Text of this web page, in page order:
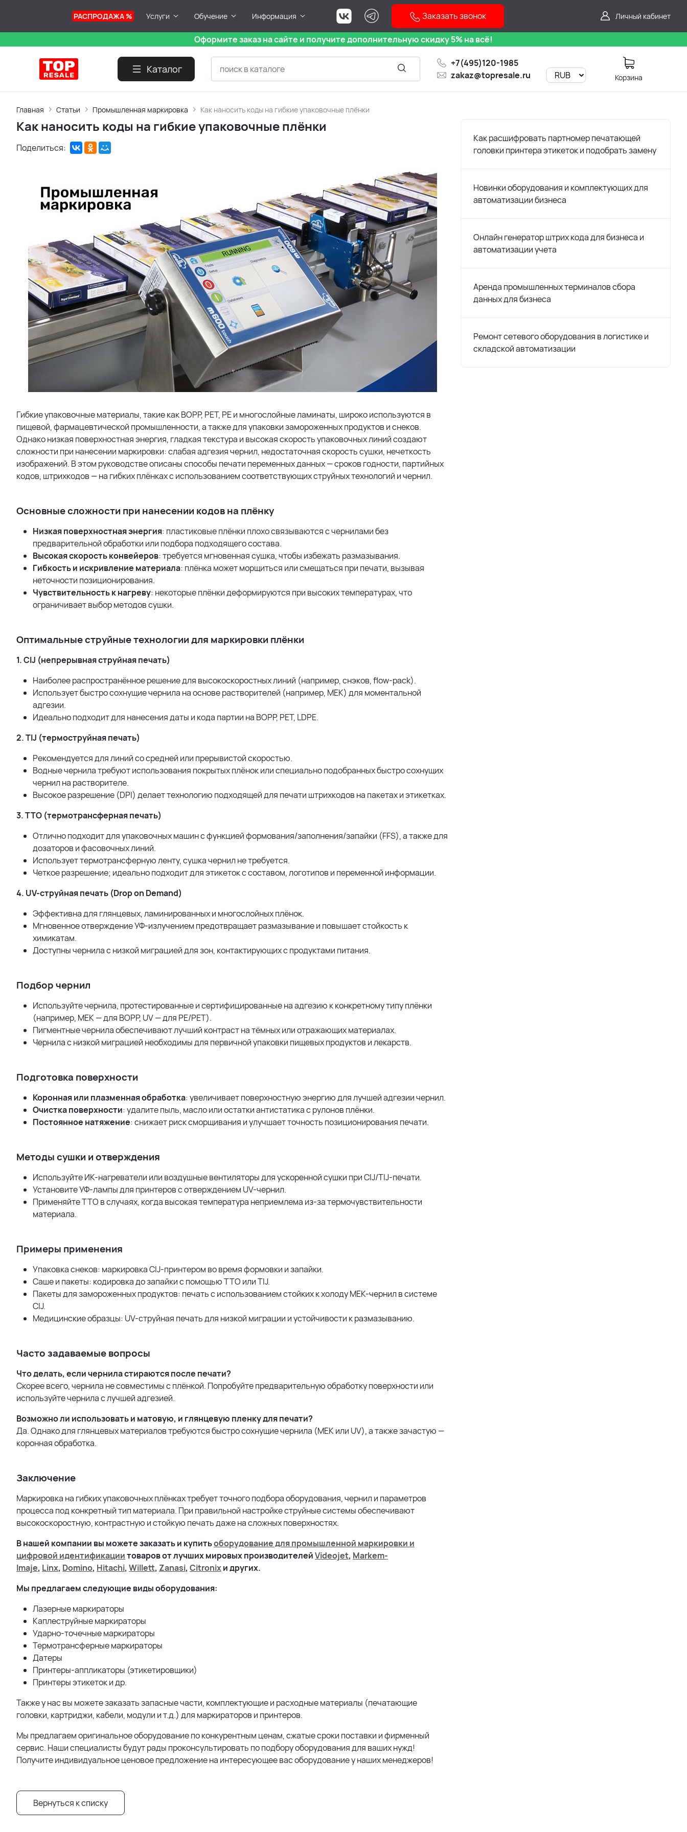
РАСПРОДАЖА % Услуги Обучение Информация Заказать звонок Личный кабинет
Оформите заказ на сайте и получите дополнительную скидку 5% на всё!
Каталог
+7(495)120-1985
zakaz@topresale.ru
Корзина
Главная Статьи Промышленная маркировка Как наносить коды на гибкие упаковочные плёнки
Как наносить коды на гибкие упаковочные плёнки
Поделиться:
Гибкие упаковочные материалы, такие как BOPP, PET, PE и многослойные ламинаты, широко используются в
пищевой, фармацевтической промышленности, а также для упаковки замороженных продуктов и снеков.
Однако низкая поверхностная энергия, гладкая текстура и высокая скорость упаковочных линий создают
сложности при нанесении маркировки: слабая адгезия чернил, недостаточная скорость сушки, нечеткость
изображений. В этом руководстве описаны способы печати переменных данных — сроков годности, партийных
кодов, штрихкодов — на гибких плёнках с использованием соответствующих струйных технологий и чернил.
Основные сложности при нанесении кодов на плёнку
Низкая поверхностная энергия: пластиковые плёнки плохо связываются с чернилами без
предварительной обработки или подбора подходящего состава.
Высокая скорость конвейеров: требуется мгновенная сушка, чтобы избежать размазывания.
Гибкость и искривление материала: плёнка может морщиться или смещаться при печати, вызывая
неточности позиционирования.
Чувствительность к нагреву: некоторые плёнки деформируются при высоких температурах, что
ограничивает выбор методов сушки.
Оптимальные струйные технологии для маркировки плёнки
1. CIJ (непрерывная струйная печать)
Наиболее распространённое решение для высокоскоростных линий (например, снэков, flow-pack).
Использует быстро сохнущие чернила на основе растворителей (например, MEK) для моментальной
адгезии.
Идеально подходит для нанесения даты и кода партии на BOPP, PET, LDPE.
2. TIJ (термоструйная печать)
Рекомендуется для линий со средней или прерывистой скоростью.
Водные чернила требуют использования покрытых плёнок или специально подобранных быстро сохнущих
чернил на растворителе.
Высокое разрешение (DPI) делает технологию подходящей для печати штрихкодов на пакетах и этикетках.
3. TTO (термотрансферная печать)
Отлично подходит для упаковочных машин с функцией формования/заполнения/запайки (FFS), а также для
дозаторов и фасовочных линий.
Использует термотрансферную ленту, сушка чернил не требуется.
Четкое разрешение; идеально подходит для этикеток с составом, логотипов и переменной информации.
4. UV-струйнаяпечать (Drop on Demand)
Эффективна для глянцевых, ламинированных и многослойных плёнок.
Мгновенное отверждение УФ-излучением предотвращает размазывание и повышает стойкость к
химикатам.
Доступны чернила с низкой миграцией для зон, контактирующих с продуктами питания.
Подбор чернил
Используйте чернила, протестированные и сертифицированные на адгезию к конкретному типу плёнки
(например, MEK — для BOPP, UV — для PE/PET).
Пигментные чернила обеспечивают лучший контраст на тёмных или отражающих материалах.
Чернила с низкой миграцией необходимы для первичной упаковки пищевых продуктов и лекарств.
Подготовка поверхности
Коронная или плазменная обработка: увеличивает поверхностную энергию для лучшей адгезии чернил.
Очистка поверхности: удалите пыль, масло или остатки антистатика с рулонов плёнки.
Постоянное натяжение: снижает риск сморщивания и улучшает точность позиционирования печати.
Методы сушки и отверждения
Используйте ИК-нагреватели или воздушные вентиляторы для ускоренной сушки при CIJ/TIJ-печати.
Установите УФ-лампы для принтеров с отверждением UV-чернил.
Применяйте TTO в случаях, когда высокая температура неприемлема из-за термочувствительности
материала.
Примеры применения
Упаковка снеков: маркировка CIJ-принтером во время формовки и запайки.
Саше и пакеты: кодировка до запайки с помощью TTO или TIJ.
Пакеты для замороженных продуктов: печать с использованием стойких к холоду MEK-чернил в системе
CIJ.
Медицинские образцы: UV-струйная печать для низкой миграции и устойчивости к размазыванию.
Часто задаваемые вопросы
Что делать, если чернила стираются после печати?
Скорее всего, чернила не совместимы с плёнкой. Попробуйте предварительную обработку поверхности или
используйте чернила с лучшей адгезией.
Возможно ли использовать и матовую, и глянцевую пленку для печати?
Да. Однако для глянцевых материалов требуются быстро сохнущие чернила (MEK или UV), а также зачастую —
коронная обработка.
Заключение
Маркировка на гибких упаковочных плёнках требует точного подбора оборудования, чернил и параметров
процесса под конкретный тип материала. При правильной настройке струйные системы обеспечивают
высокоскоростную, контрастную и стойкую печать даже на сложных поверхностях.
В нашей компании вы можете заказать и купитьоборудование для промышленной маркировки и
цифровой идентификациитоваров от лучших мировых производителейVideojet, Markem-
Imaje, Linx, Domino, Hitachi, Willett, Zanasi, Citronixи других.
Мы предлагаем следующие виды оборудования:
Лазерные маркираторы
Каплеструйные маркираторы
Ударно-точечные маркираторы
Термотрансферные маркираторы
Датеры
Принтеры-аппликаторы (этикетировщики)
Принтеры этикеток и др.
Также у нас вы можете заказать запасные части, комплектующие и расходные материалы (печатающие
головки, картриджи, кабели, модули и т.д.) для маркираторов и принтеров.
Мы предлагаем оригинальное оборудование по конкурентным ценам, сжатые сроки поставки и фирменный
сервис. Наши специалисты будут рады проконсультировать по подбору оборудования для ваших нужд!
Получите индивидуальное ценовое предложение на интересующее вас оборудование у наших менеджеров!
Вернуться к списку
Как расшифровать партномер печатающей
головки принтера этикеток и подобрать замену
Новинки оборудования и комплектующих для
автоматизации бизнеса
Онлайн генератор штрих кода для бизнеса и
автоматизации учета
Аренда промышленных терминалов сбора
данных для бизнеса
Ремонт сетевого оборудования в логистике и
складской автоматизации